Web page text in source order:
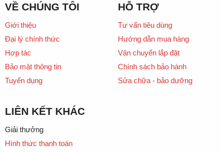
VỀ CHÚNG TÔI
Giới thiệu
Đại lý chính thức
Hợp tác
Bảo mật thông tin
Tuyển dụng
HỖ TRỢ
Tư vấn tiêu dùng
Hướng dẫn mua hàng
Vận chuyển lắp đặt
Chính sách bảo hành
Sửa chữa - bảo dưỡng
LIÊN KẾT KHÁC
Giải thưởng
Hình thức thanh toán